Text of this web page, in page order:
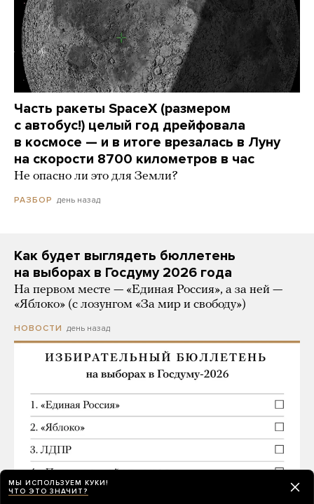
Часть ракеты SpaceX (размером
с автобус!) целый год дрейфовала
в космосе — и в итоге врезалась в Луну
на скорости 8700 километров в час
Не опасно ли это для Земли?
РАЗБОР день назад
Как будет выглядеть бюллетень
на выборах в Госдуму 2026 года
На первом месте — «Единая Россия», а за ней —
«Яблоко» (с лозунгом «За мир и свободу»)
НОВОСТИ день назад
МЫ ИСПОЛЬЗУЕМ КУКИ!
ЧТО ЭТО ЗНАЧИТ?